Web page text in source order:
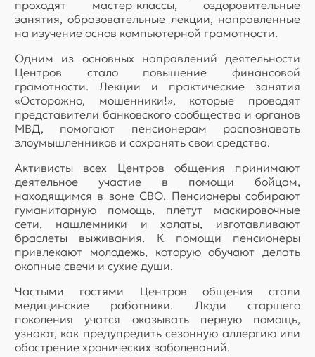
проходят мастер-классы, оздоровительные
занятия, образовательные лекции, направленные
на изучение основ компьютерной грамотности.
Одним из основных направлений деятельности
Центров стало повышение финансовой
грамотности. Лекции и практические занятия
«Осторожно, мошенники!», которые проводят
представители банковского сообщества и органов
МВД, помогают пенсионерам распознавать
злоумышленников и сохранять свои средства.
Активисты всех Центров общения принимают
деятельное участие в помощи бойцам,
находящимся в зоне СВО. Пенсионеры собирают
гуманитарную помощь, плетут маскировочные
сети, нашлемники и халаты, изготавливают
браслеты выживания. К помощи пенсионеры
привлекают молодежь, которую обучают делать
окопные свечи и сухие души.
Частыми гостями Центров общения стали
медицинские работники. Люди старшего
поколения учатся оказывать первую помощь,
узнают, как предупредить сезонную аллергию или
обострение хронических заболеваний.